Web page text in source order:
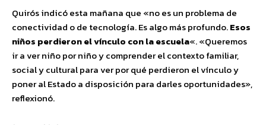
Quirós indicó esta mañana que «no es un problema de
conectividad o de tecnología. Es algo más profundo.Esos
niños perdieron el vínculo con la escuela«. «Queremos
ir a ver niño por niño y comprender el contexto familiar,
social y cultural para ver por qué perdieron el vínculo y
poner al Estado a disposición para darles oportunidades»,
reflexionó.